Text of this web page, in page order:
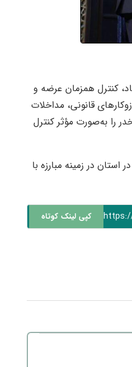
کنترل همزمان عرضه و
قانونی، مداخلات
را به‌صورت مؤثر کنترل
در زمینه مبارزه با
کپی لینک کوتاه